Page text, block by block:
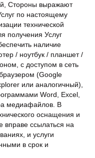
Стороны выражают
по настоящему
технической
получения Услуг
наличие
/ ноутбук / планшет /
с доступом в сеть
(Google
или аналогичный),
Word, Excel,
медиафайлов. В
оснащения и
вправе ссылаться на
и услуги
в срок и